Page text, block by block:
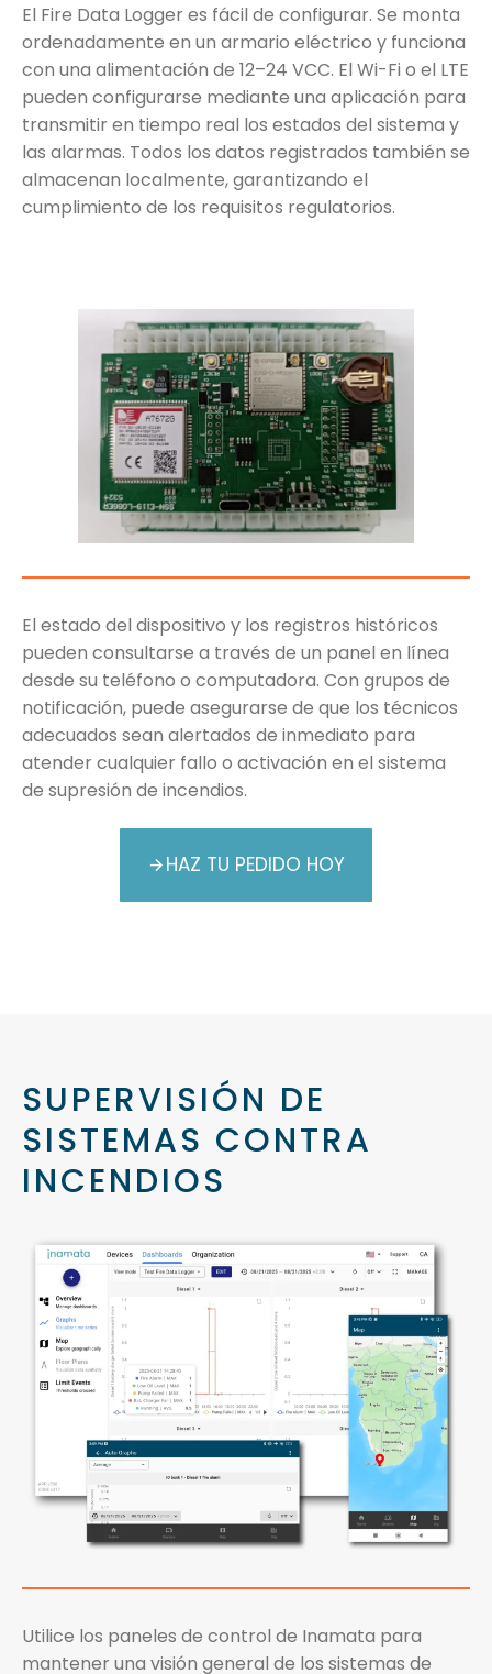
El Fire Data Logger es fácil de configurar. Se monta
ordenadamente en un armario eléctrico y funciona
con una alimentación de 12–24 VCC. El Wi-Fi o el LTE
pueden configurarse mediante una aplicación para
transmitir en tiempo real los estados del sistema y
las alarmas. Todos los datos registrados también se
almacenan localmente, garantizando el
cumplimiento de los requisitos regulatorios.
El estado del dispositivo y los registros históricos
pueden consultarse a través de un panel en línea
desde su teléfono o computadora. Con grupos de
notificación, puede asegurarse de que los técnicos
adecuados sean alertados de inmediato para
atender cualquier fallo o activación en el sistema
de supresión de incendios.
HAZ TU PEDIDO HOY
SUPERVISIÓN DE
SISTEMAS CONTRA
INCENDIOS
Utilice los paneles de control de Inamata para
mantener una visión general de los sistemas de